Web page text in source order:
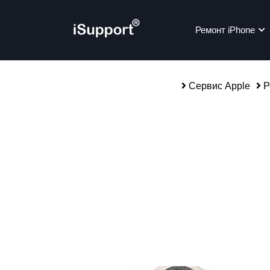
Ремонт iPhone
Сервис Apple